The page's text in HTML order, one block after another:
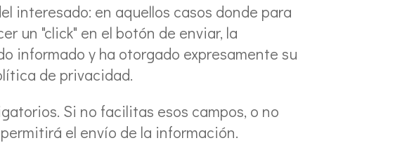
interesado: en aquellos casos donde para
un "click" en el botón de enviar, la
informado y ha otorgado expresamente su
de privacidad.
Si no facilitas esos campos, o no
el envío de la información.